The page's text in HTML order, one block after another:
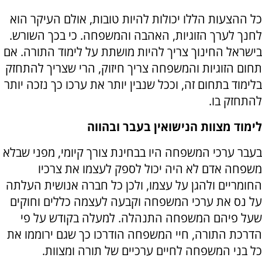
כל ההצעות הללו יכולות להיות טובות, אולם העיקר הוא
לחנך לערך הזוגיות, האהבה והמשפחה. כי בכך השורש.
בישראל החינוך צריך להיות מושתת על לימוד התורה. אם
תחום הזוגיות והמשפחה צריך חיזוק, הרי שצריך להתחזק
בלימוד בתחום זה, וככל שנבין יותר את ערכו כך נזכה יותר
להתחזק בו.
לימוד מצוות הנישואין בעבר ובהווה
בעבר ערכי המשפחה היו בבחינת צורך קיומי, מפני שבלא
משפחה אדם לא היה יכול לספק לעצמו את צרכיו
החומריים ולהגן על עצמו, ולכן כל חברה אנושית העלתה
על נס את ערכי המשפחה וקבעה לעצמה כללים וחוקים
שעל פיהם המשפחה התנהלה. למעלה בקודש על פי
הדרכת התורה, חיי המשפחה הודרכו כך שגם ירוממו את
כל בני המשפחה לחיים ערכיים של תורה ומצוות.